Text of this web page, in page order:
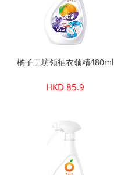
橘子工坊领袖衣领精480ml
HKD 85.9